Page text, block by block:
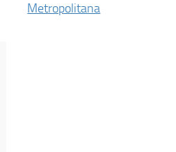
Metropolitana